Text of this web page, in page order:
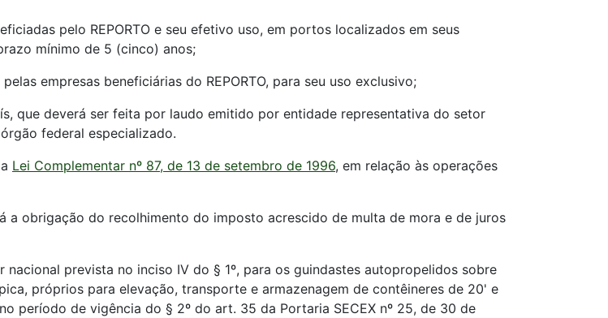
pelo REPORTO e seu efetivo uso, em portos localizados em seus
mínimo de 5 (cinco) anos;
empresas beneficiárias do REPORTO, para seu uso exclusivo;
que deverá ser feita por laudo emitido por entidade representativa do setor
federal especializado.
Lei Complementar nº 87, de 13 de setembro de 1996, em relação às operações
a obrigação do recolhimento do imposto acrescido de multa de mora e de juros
prevista no inciso IV do § 1º, para os guindastes autopropelidos sobre
próprios para elevação, transporte e armazenagem de contêineres de 20' e
período de vigência do § 2º do art. 35 da Portaria SECEX nº 25, de 30 de